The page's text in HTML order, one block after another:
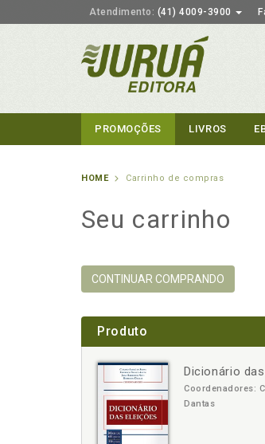
Atendimento: (41) 4009-3900
PROMOÇÕES LIVROS
HOME Carrinho de compras
Seu carrinho
CONTINUAR COMPRANDO
Produto
Dicionário
Coordenadores:
Dantas